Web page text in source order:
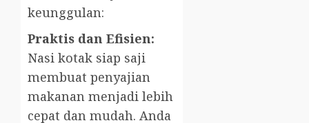
keunggulan:
Praktis dan Efisien:
Nasi kotak siap saji
membuat penyajian
makanan menjadi lebih
cepat dan mudah. Anda